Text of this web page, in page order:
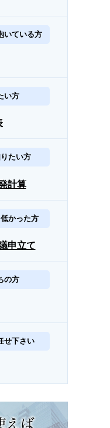
いている方
い方
たい方
計算
かった方
申立て
の方
せ下さい